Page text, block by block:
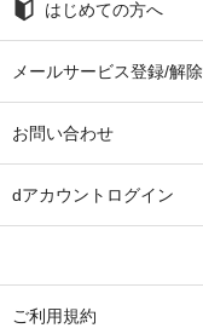
はじめての方へ
メールサービス登録/解除
お問い合わせ
dアカウントログイン
ご利用規約